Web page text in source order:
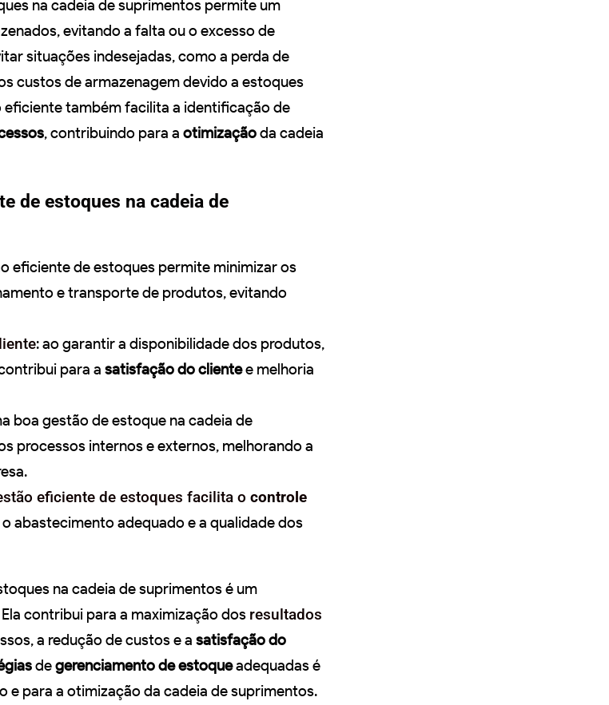
na cadeia de suprimentos permite um
evitando a falta ou o excesso de
situações indesejadas, como a perda de
custos de armazenagem devido a estoques
eficiente também facilita a identificação de
, contribuindo para a otimizaçãoda cadeia
de estoques na cadeia de
eficiente de estoques permite minimizar os
e transporte de produtos, evitando
: ao garantir a disponibilidade dos produtos,
para a satisfação do clientee melhoria
boa gestão de estoque na cadeia de
processos internos e externos, melhorando a
eficiente de estoques facilita o controle
abastecimento adequado e a qualidade dos
na cadeia de suprimentos é um
contribui para a maximização dos resultados
a redução de custos e a satisfação do
degerenciamento de estoqueadequadas é
e para a otimização da cadeia de suprimentos.